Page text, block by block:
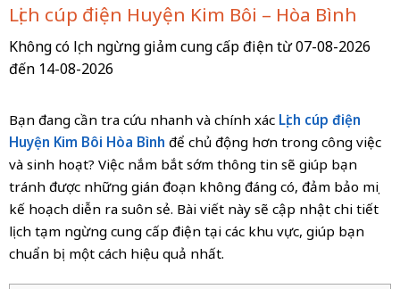
Lịch cúp điện Huyện Kim Bôi – Hòa Bình
Không có lịch ngừng giảm cung cấp điện từ 07-08-2026
đến 14-08-2026
Bạn đang cần tra cứu nhanh và chính xác Lịch cúp điện
Huyện Kim Bôi Hòa Bình để chủ động hơn trong công việc
và sinh hoạt? Việc nắm bắt sớm thông tin sẽ giúp bạn
tránh được những gián đoạn không đáng có, đảm bảo mọi
kế hoạch diễn ra suôn sẻ. Bài viết này sẽ cập nhật chi tiết
lịch tạm ngừng cung cấp điện tại các khu vực, giúp bạn
chuẩn bị một cách hiệu quả nhất.